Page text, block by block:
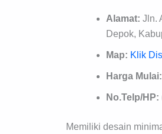
Alamat: Jln.
Depok,
Map: Klik
Harga Mulai:
No.Telp/HP:
Memiliki desain